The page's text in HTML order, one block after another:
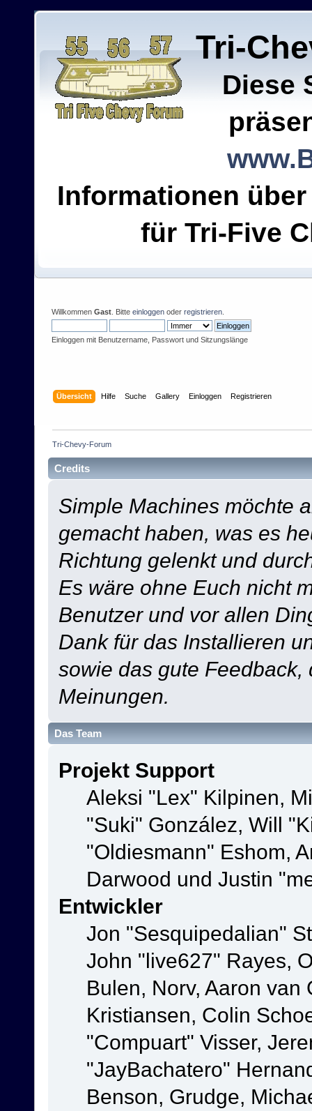
Tri-
Diese
Informationen
für Tri-Five
Willkommen Gast . Bitte einloggen oder registrieren
Einloggen mit Benutzername, Passwort und Sitzungslänge
Übersicht Hilfe Suche Gallery Einloggen Registrieren
Tri-Chevy-Forum
Credits
Simple Machines möchte
gemacht haben, was es
Richtung gelenkt und
Es wäre ohne Euch nicht
Benutzer und vor allen
Dank für das Installieren
sowie das gute
Meinungen.
Das Team
Projekt Support
Aleksi "Lex" Kilpinen,
"Suki" González, Will
"Oldiesmann" Eshom,
Darwood und Justin
Entwickler
Jon "Sesquipedalian"
John "live627" Rayes,
Bulen, Norv, Aaron van
Kristiansen, Colin
"Compuart" Visser,
"JayBachatero"
Benson, Grudge,